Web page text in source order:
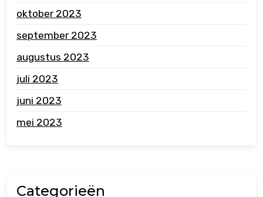
oktober 2023
september 2023
augustus 2023
juli 2023
juni 2023
mei 2023
Categorieën